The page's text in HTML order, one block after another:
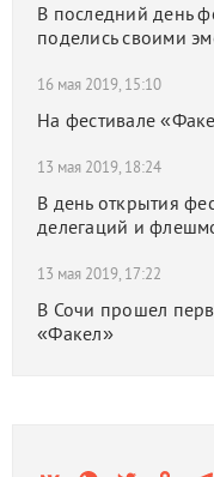
В последний день
поделись своими
16 мая 2019, 15:10
На фестивале
13 мая 2019, 18:24
В день открытия
делегаций и
13 мая 2019, 17:22
В Сочи прошел
«Факел»